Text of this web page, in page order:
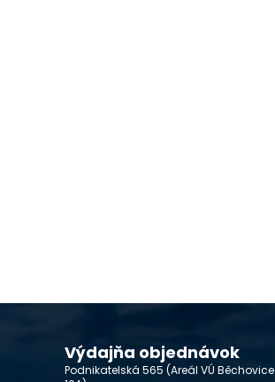
Výdajňa objednávok
Podnikatelská 565 (Areál VÚ Běchovice